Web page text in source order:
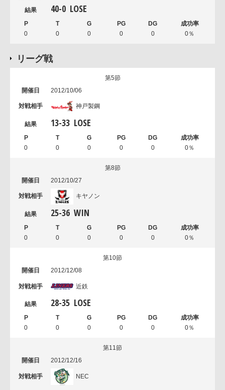
40-0 LOSE
0 0 0 0 0 0％
リーグ戦
第5節
2012/10/06
神戸製鋼
13-33 LOSE
0 0 0 0 0 0％
第8節
2012/10/27
キヤノン
25-36 WIN
0 0 0 0 0 0％
第10節
2012/12/08
近鉄
28-35 LOSE
0 0 0 0 0 0％
第11節
2012/12/16
NEC